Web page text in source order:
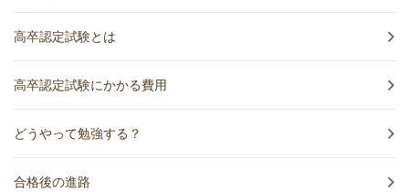
高卒認定試験とは
高卒認定試験にかかる費用
どうやって勉強する？
合格後の進路